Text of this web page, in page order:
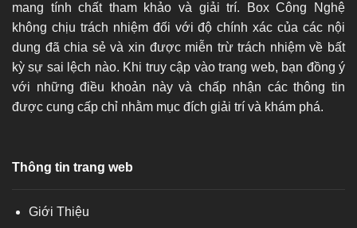
mang tính chất tham khảo và giải trí. Box Công Nghệ
không chịu trách nhiệm đối với độ chính xác của các nội
dung đã chia sẻ và xin được miễn trừ trách nhiệm về bất
kỳ sự sai lệch nào. Khi truy cập vào trang web, bạn đồng ý
với những điều khoản này và chấp nhận các thông tin
được cung cấp chỉ nhằm mục đích giải trí và khám phá.
Thông tin trang web
Giới Thiệu